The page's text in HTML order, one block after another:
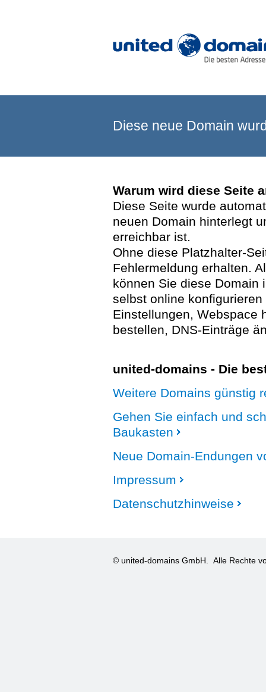
Diese neue Domain
Warum wird diese Seite
Diese Seite wurde
neuen Domain hinterlegt
erreichbar ist.
Ohne diese Platzhalter-
Fehlermeldung erhalten.
können Sie diese Domain
selbst online
Einstellungen, Webspace
bestellen, DNS-Einträge
united-domains - Die
Weitere Domains günstig
Gehen Sie einfach und
Baukasten
Neue Domain-Endungen
Impressum
Datenschutzhinweise
© united-domains GmbH. Alle Rechte